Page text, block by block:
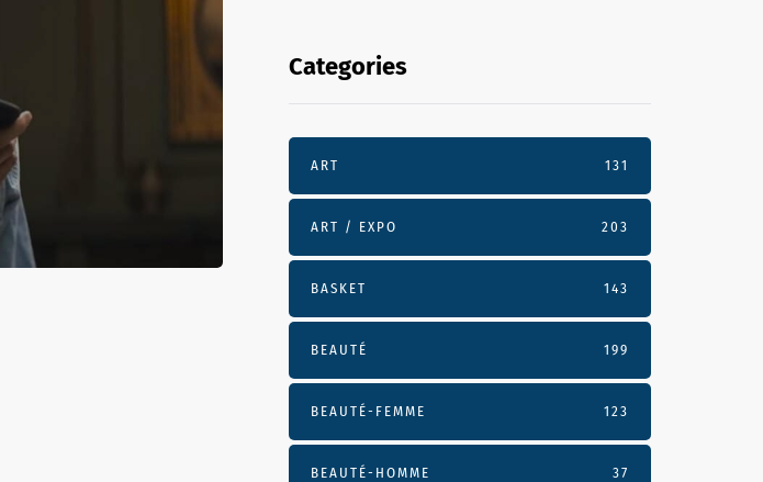
Categories
ART 131
ART / EXPO 203
BASKET 143
BEAUTÉ 199
BEAUTÉ-FEMME 123
BEAUTÉ-HOMME 37